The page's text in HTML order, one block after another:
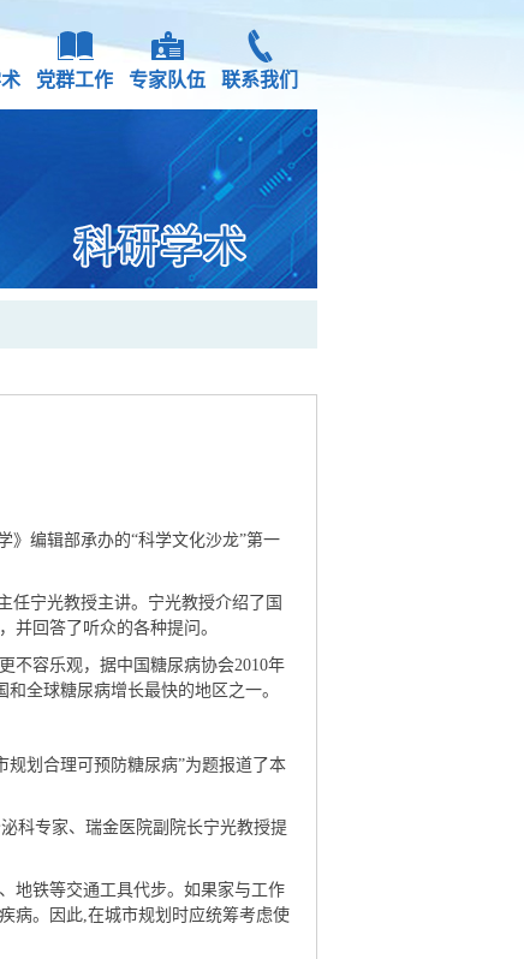
党群工作 专家队伍 联系我们
》编辑部承办的“科学文化沙龙”第一
宁光教授主讲。宁光教授介绍了国
并回答了听众的各种提问。
容乐观，据中国糖尿病协会2010年
全球糖尿病增长最快的地区之一。
划合理可预防糖尿病”为题报道了本
科专家、瑞金医院副院长宁光教授提
地铁等交通工具代步。如果家与工作
病。因此,在城市规划时应统筹考虑使